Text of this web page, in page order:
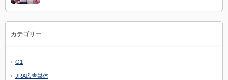
カテゴリー
G1
JRA広告媒体